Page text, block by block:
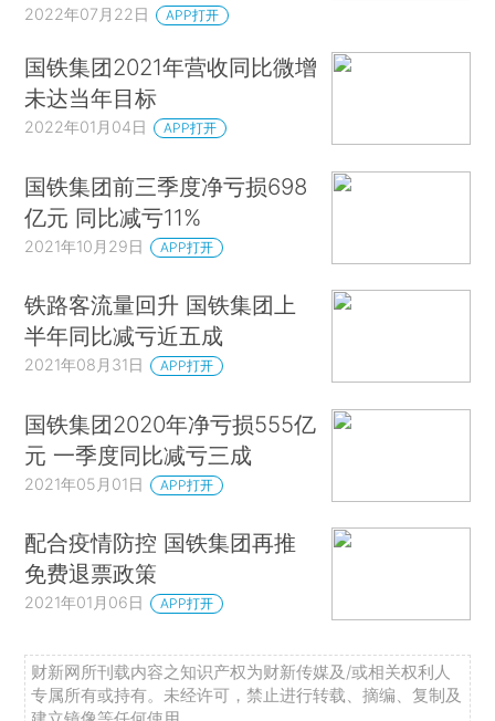
2022年07月22日 APP打开
国铁集团2021年营收同比微增
未达当年目标
2022年01月04日 APP打开
国铁集团前三季度净亏损698
亿元 同比减亏11%
2021年10月29日 APP打开
铁路客流量回升 国铁集团上
半年同比减亏近五成
2021年08月31日 APP打开
国铁集团2020年净亏损555亿
元 一季度同比减亏三成
2021年05月01日 APP打开
配合疫情防控 国铁集团再推
免费退票政策
2021年01月06日 APP打开
财新网所刊载内容之知识产权为财新传媒及/或相关权利人
专属所有或持有。未经许可，禁止进行转载、摘编、复制及